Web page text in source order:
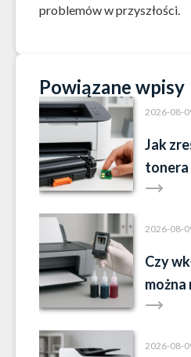
problemów w przyszłości.
Powiązane wpisy
2026-08-
Jak
tonera
2026-08-
Czy
można
2026-08-